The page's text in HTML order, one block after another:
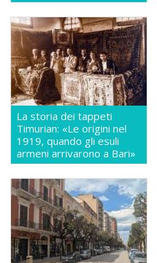
La storia dei tappeti
Timurian: «Le origini nel
1919, quando gli esuli
armeni arrivarono a Bari»